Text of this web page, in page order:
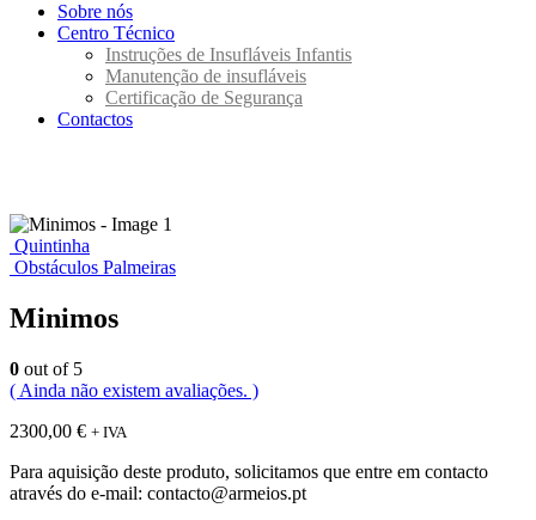
Sobre nós
Centro Técnico
Instruções de Insufláveis Infantis
Manutenção de insufláveis
Certificação de Segurança
Contactos
Quintinha
Obstáculos Palmeiras
Minimos
0 out of 5
( Ainda não existem avaliações. )
2300,00 € + IVA
Para aquisição deste produto, solicitamos que entre em contacto
através do e-mail: contacto@armeios.pt